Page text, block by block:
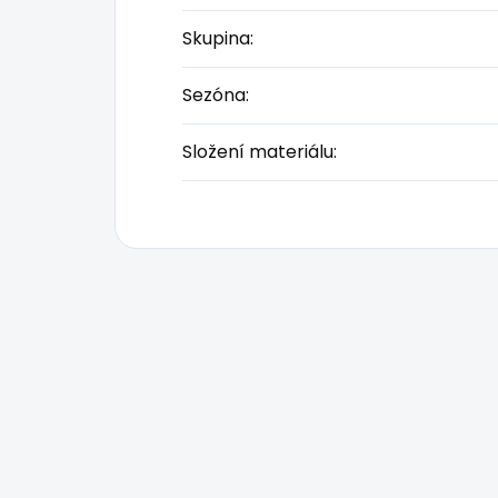
Skupina:
Sezóna:
Složení materiálu: